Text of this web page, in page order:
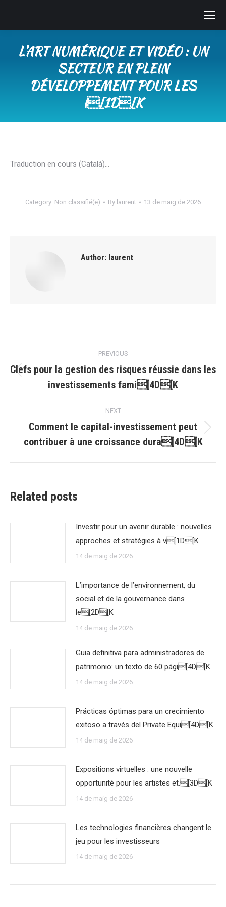
L’ART NUMÉRIQUE ET VIDÉO : UN
SECTEUR EN PLEIN
DÉVELOPPEMENT POUR LES
I[1D[K
Traduction en cours (Català)…
Category: Non classifié(e) By laurent 13 de maig de 2026
Author: laurent
navigation
PREVIOUS
Previous
post:
Clefs pour la gestion des risques réussie dans les
investissements fami[4D[K
NEXT
post:
Comment le capital-investissement peut
contribuer à une croissance dura[4D[K
Related posts
Investir pour un avenir durable : nouvelles
approches et stratégies à v[1D[K
14 de maig de 2026
L’importance de l’environnement, du
social et de la gouvernance dans
le[2D[K
14 de maig de 2026
Guia definitiva para administradores de
patrimonio: un texto de 60 pági[4D[K
14 de maig de 2026
Prácticas óptimas para un crecimiento
exitoso a través del Private Equi[4D[K
14 de maig de 2026
Expositions virtuelles : une nouvelle
opportunité pour les artistes et.[3D[K
14 de maig de 2026
Les technologies financières changent le
jeu pour les investisseurs
14 de maig de 2026